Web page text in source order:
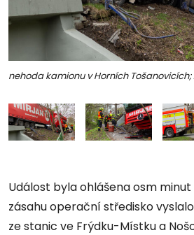
nehoda kamionu v Horních Tošanovicích;
Událost byla ohlášena osm
zásahu operační středisko
ze stanic ve Frýdku-Místku a